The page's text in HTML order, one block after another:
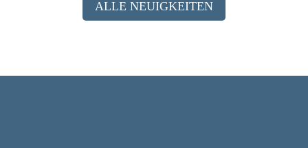
ALLE NEUIGKEITEN